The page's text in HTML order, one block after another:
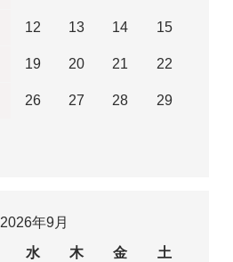
12 13 14 15
19 20 21 22
26 27 28 29
2026年9月
水 木 金 土